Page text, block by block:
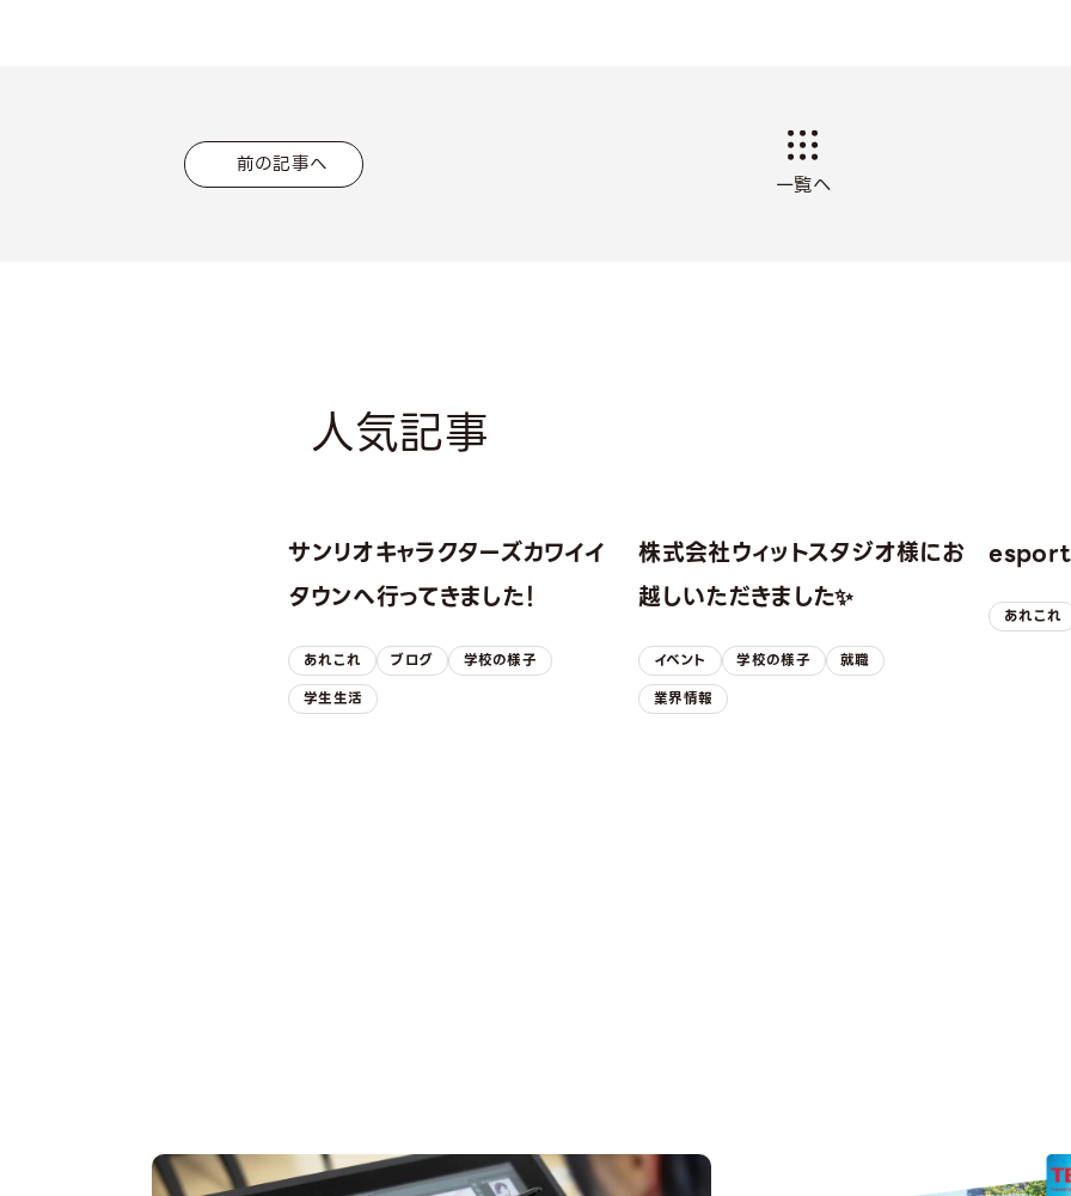
前の記事へ
一覧へ
人気記事
サンリオキャラクターズカワイイ
タウンへ行ってきました！
あれこれ ブログ
学校の様子
学生生活
株式会社ウィットスタジオ様にお
越しいただきました✨
イベント 学校の様子
就職
業界情報
あれこれ